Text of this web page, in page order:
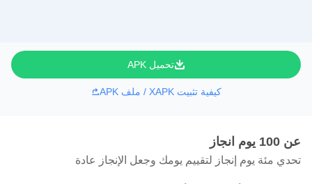
تحميل APK
كيفية تثبيت XAPK / ملف APK
عن 100 يوم انجاز
تحدي مئة يوم إنجاز لتقييم يومك وجعل الإنجاز عادة